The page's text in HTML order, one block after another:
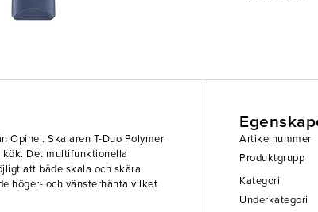
Opinel. Skalaren T-Duo Polymer
Det multifunktionella
att både skala och skära
höger- och vänsterhänta vilket
Artikelnummer
Produktgrupp
Kategori
Underkategori